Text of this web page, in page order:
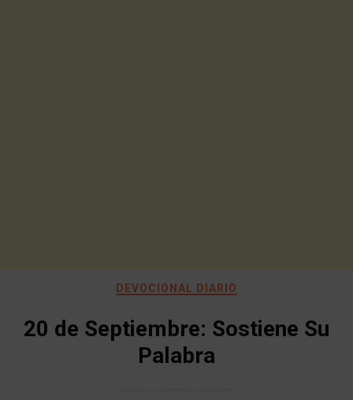
DEVOCIONAL DIARIO
20 de Septiembre: Sostiene Su
Palabra